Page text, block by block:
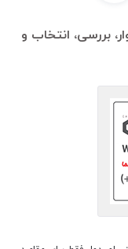
بررسی، انتخاب و